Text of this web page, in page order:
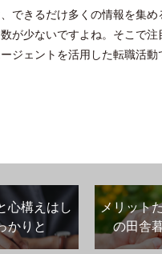
できるだけ多くの情報を集め
が少ないですよね。そこで注
ジェントを活用した転職活動
心構えはし
かりと
メリット
の田舎